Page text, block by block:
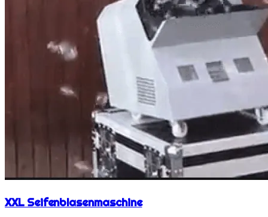
XXL Seifenblasenmaschine